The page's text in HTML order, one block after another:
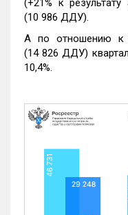
(+21% к
(10 986 ДДУ).
А по отношению к
(14 826 ДДУ)
10,4%.